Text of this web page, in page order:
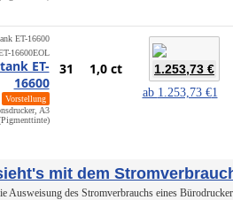
16600EOL
ET-
16600
Vorstellung
A3
31 1,0 ct 1.253,73 €
ab 1.253,73 €1
mit dem
Ausweisung des Stromverbrauchs eines